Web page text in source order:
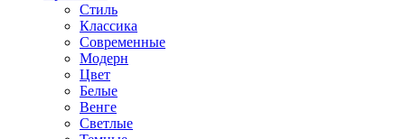
Стиль
Классика
Современные
Модерн
Цвет
Белые
Венге
Светлые